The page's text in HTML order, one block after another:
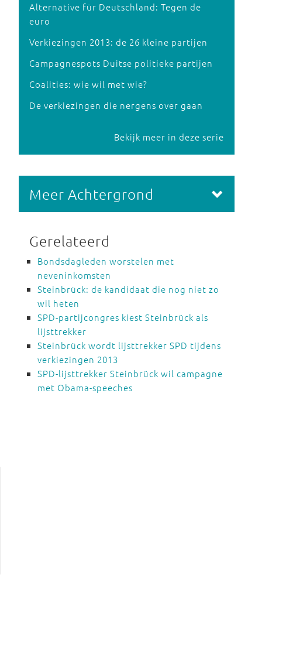
Alternative für Deutschland: Tegen de
euro
Verkiezingen 2013: de 26 kleine partijen
Campagnespots Duitse politieke partijen
Coalities: wie wil met wie?
De verkiezingen die nergens over gaan
Bekijk meer in deze serie
Meer Achtergrond
Gerelateerd
Bondsdagleden worstelen met
neveninkomsten
Steinbrück: de kandidaat die nog niet zo
wil heten
SPD-partijcongres kiest Steinbrück als
lijsttrekker
Steinbrück wordt lijsttrekker SPD tijdens
verkiezingen 2013
SPD-lijsttrekker Steinbrück wil campagne
met Obama-speeches